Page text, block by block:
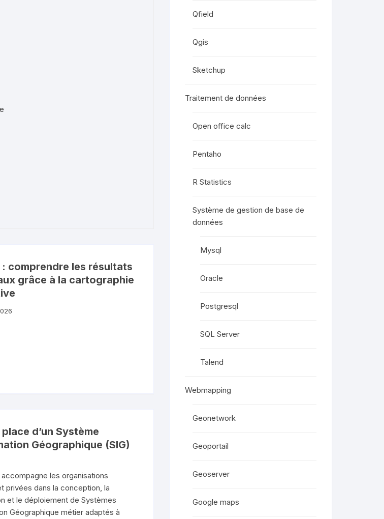
: comprendre les résultats
grâce à la cartographie
d’un Système
Géographique (SIG)
accompagne les organisations
privées dans la conception, la
et le déploiement de Systèmes
Géographique métier adaptés à
Qfield
Qgis
Sketchup
Traitement de données
Open office calc
Pentaho
R Statistics
Système de gestion de base de
données
Mysql
Oracle
Postgresql
SQL Server
Talend
Webmapping
Geonetwork
Geoportail
Geoserver
Google maps